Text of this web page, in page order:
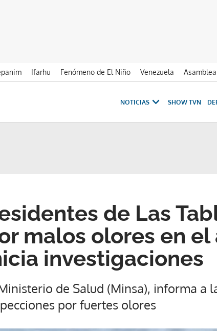
Ifarhu Fenómeno de El Niño Venezuela
NOTICIAS SHOW TVN
de Las
malos olores en
investigaciones
de Salud (Minsa), informa a
por fuertes olores